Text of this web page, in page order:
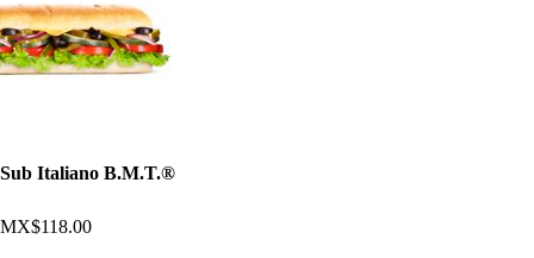
Sub Italiano B.M.T.®
MX$118.00